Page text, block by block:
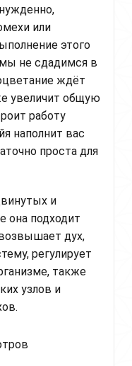
или
этого
не сдадимся в
ждёт
увеличит общую
работу
наполнит вас
проста для
и
она подходит
дух,
регулирует
также
узлов и